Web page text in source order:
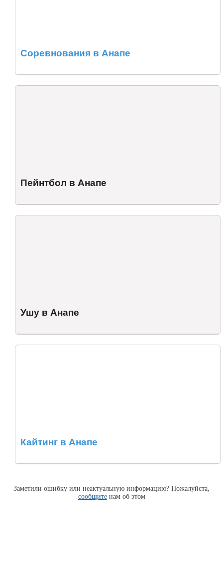
Соревнования в Анапе
Пейнтбол в Анапе
Ушу в Анапе
Кайтинг в Анапе
Заметили ошибку или неактуальную информацию? Пожалуйста,
сообщитенам об этом